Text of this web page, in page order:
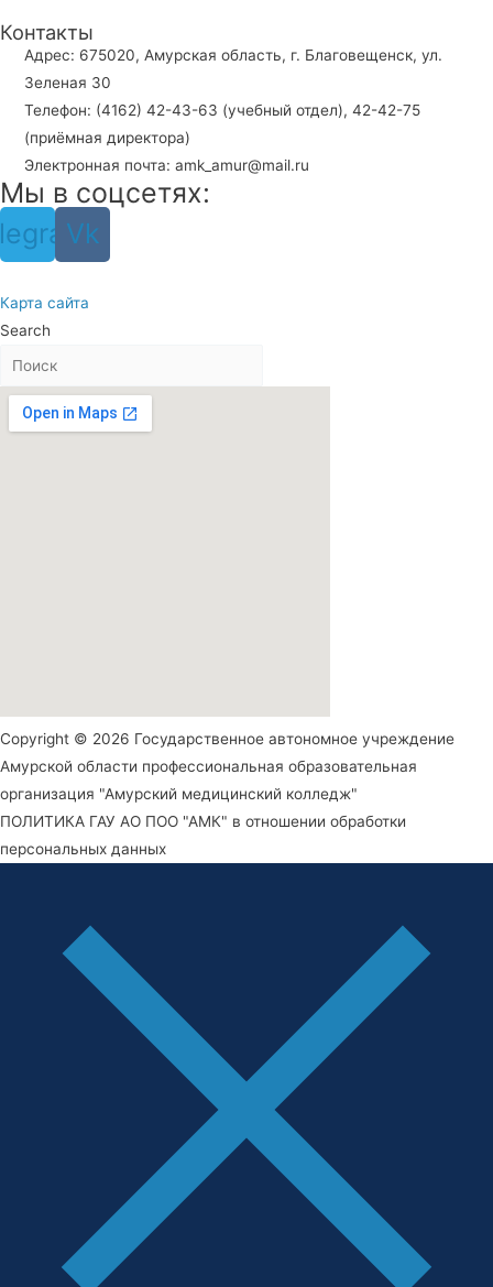
Контакты
Адрес: 675020, Амурская область, г. Благовещенск, ул.
Зеленая 30
Телефон: (4162) 42-43-63 (учебный отдел), 42-42-75
(приёмная директора)
Электронная почта: amk_amur@mail.ru
Мы в соцсетях:
Vk
Карта сайта
Search
Copyright © 2026 Государственное автономное учреждение
Амурской области профессиональная образовательная
организация "Амурский медицинский колледж"
ПОЛИТИКА ГАУ АО ПОО "АМК" в отношении обработки
персональных данных